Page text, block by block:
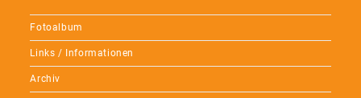
Fotoalbum
Links / Informationen
Archiv